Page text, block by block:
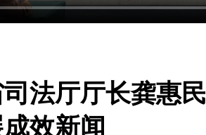
法厅厅长龚惠
效新闻